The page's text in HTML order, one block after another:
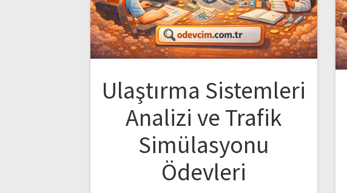
Ulaştırma Sistemleri
Analizi ve Trafik
Simülasyonu
Ödevleri